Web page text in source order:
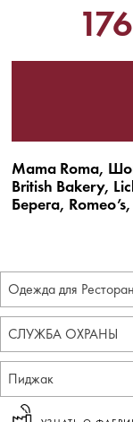
Mama Roma,
British Bakery,
Берега,
Одежда для
СЛУЖБА ОХРАНЫ
Пиджак